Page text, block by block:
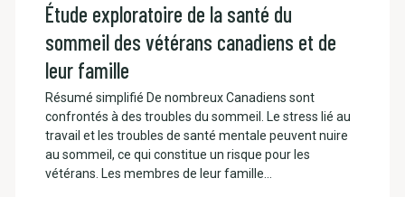
Étude exploratoire de la santé du
sommeil des vétérans canadiens et de
leur famille
Résumé simplifié De nombreux Canadiens sont
confrontés à des troubles du sommeil. Le stress lié au
travail et les troubles de santé mentale peuvent nuire
au sommeil, ce qui constitue un risque pour les
vétérans. Les membres de leur famille…